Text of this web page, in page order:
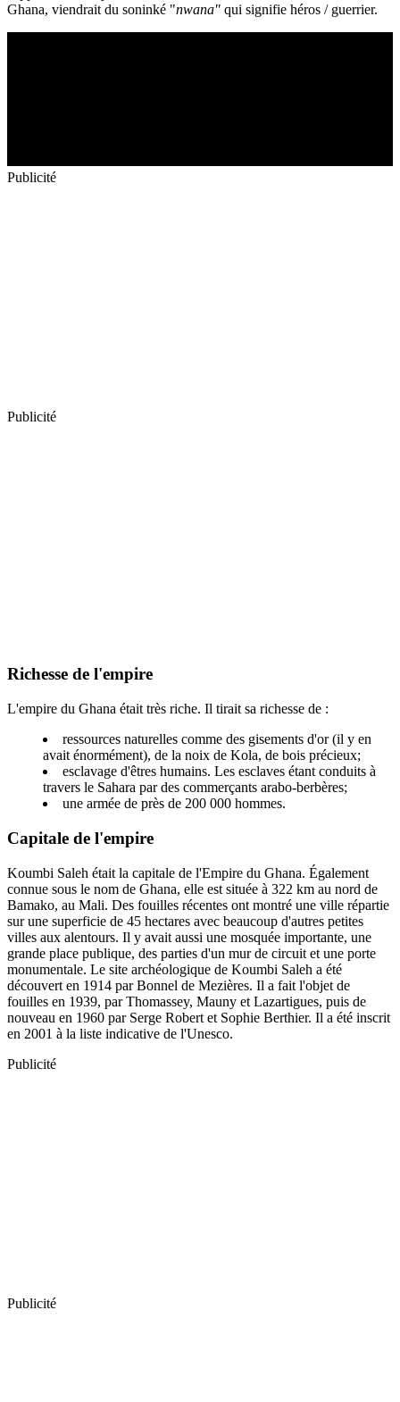
Ghana, viendrait du soninké "nwana" qui signifie héros / guerrier.
Publicité
Publicité
Richesse de l'empire
L'empire du Ghana était très riche. Il tirait sa richesse de :
ressources naturelles comme des gisements d'or (il y en
avait énormément), de la noix de Kola, de bois précieux;
esclavage d'êtres humains. Les esclaves étant conduits à
travers le Sahara par des commerçants arabo-berbères;
une armée de près de 200 000 hommes.
Capitale de l'empire
Koumbi Saleh était la capitale de l'Empire du Ghana. Également
connue sous le nom de Ghana, elle est située à 322 km au nord de
Bamako, au Mali. Des fouilles récentes ont montré une ville répartie
sur une superficie de 45 hectares avec beaucoup d'autres petites
villes aux alentours. Il y avait aussi une mosquée importante, une
grande place publique, des parties d'un mur de circuit et une porte
monumentale. Le site archéologique de Koumbi Saleh a été
découvert en 1914 par Bonnel de Mezières. Il a fait l'objet de
fouilles en 1939, par Thomassey, Mauny et Lazartigues, puis de
nouveau en 1960 par Serge Robert et Sophie Berthier. Il a été inscrit
en 2001 à la liste indicative de l'Unesco.
Publicité
Publicité